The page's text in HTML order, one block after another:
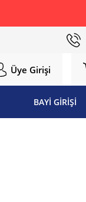
Üye Girişi
BAYİ GİRİŞİ